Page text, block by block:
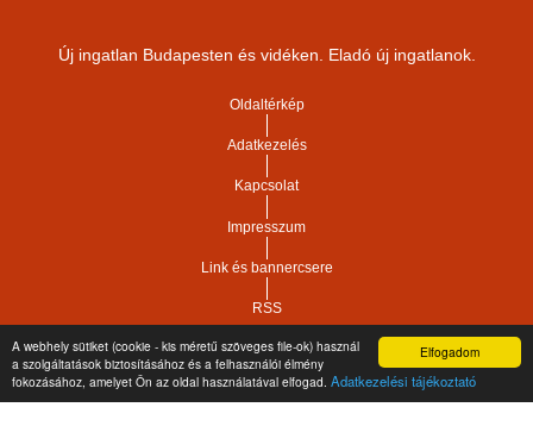
Elfogadom
A webhely sütiket (cookie - kis méretű szöveges file-ok) használ
a szolgáltatások biztosításához és a felhasználói élmény
fokozásához, amelyet Ön az oldal használatával elfogad. Adatkezelési tájékoztató
Új ingatlan Budapesten és vidéken. Eladó új ingatlanok.
Oldaltérkép
Adatkezelés
Kapcsolat
Impresszum
Link és bannercsere
RSS
Copyright © 2021.Vár-Köz Kft. - Ingatlan nyilvántartó, ügyviteli és
adminisztrációs szoftver